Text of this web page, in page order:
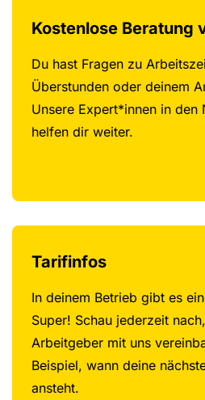
Kostenlose Beratung
Du hast Fragen zu
Überstunden oder deinem
Unsere Expert*innen in den
helfen dir weiter.
Tarifinfos
In deinem Betrieb gibt es
Super! Schau jederzeit
Arbeitgeber mit uns
Beispiel, wann deine
ansteht.